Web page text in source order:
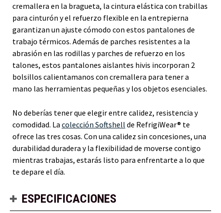
cremallera en la bragueta, la cintura elástica con trabillas
para cinturón y el refuerzo flexible en la entrepierna
garantizan un ajuste cómodo con estos pantalones de
trabajo térmicos. Además de parches resistentes a la
abrasión en las rodillas y parches de refuerzo en los
talones, estos pantalones aislantes hivis incorporan 2
bolsillos calientamanos con cremallera para tener a
mano las herramientas pequeñas y los objetos esenciales.
No deberías tener que elegir entre calidez, resistencia y
comodidad. La colección Softshell de RefrigiWear® te
ofrece las tres cosas. Con una calidez sin concesiones, una
durabilidad duradera y la flexibilidad de moverse contigo
mientras trabajas, estarás listo para enfrentarte a lo que
te depare el día.
ESPECIFICACIONES